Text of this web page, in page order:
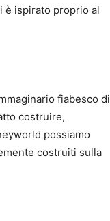
è ispirato proprio al
fiabesco di
costruire,
possiamo
costruiti sulla